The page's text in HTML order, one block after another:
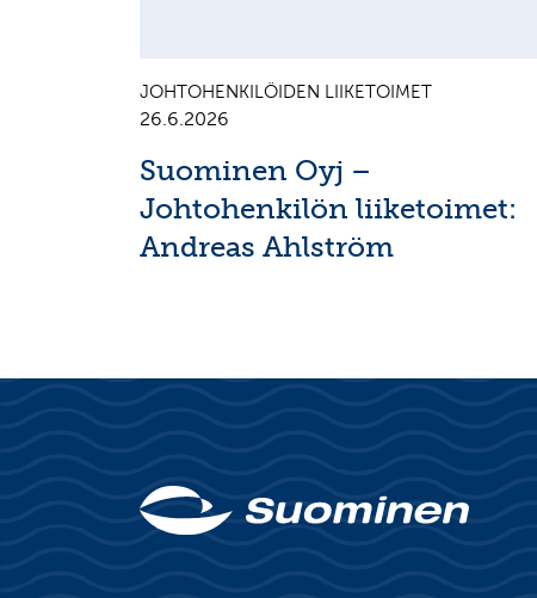
JOHTOHENKILÖIDEN LIIKETOIMET
26.6.2026
Suominen Oyj –
Johtohenkilön liiketoimet:
Andreas Ahlström